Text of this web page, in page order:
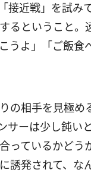
接近戦」を試
るということ
うよ」「ご飯
の相手を見極
サーは少し鈍い
っているかど
誘発されて、な